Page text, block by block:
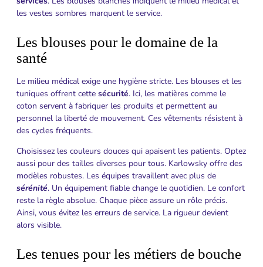
les vestes sombres marquent le service.
Les blouses pour le domaine de la
santé
Le milieu médical exige une hygiène stricte. Les blouses et les
tuniques offrent cette sécurité. Ici, les matières comme le
coton servent à fabriquer les produits et permettent au
personnel la liberté de mouvement. Ces vêtements résistent à
des cycles fréquents.
Choisissez les couleurs douces qui apaisent les patients. Optez
aussi pour des tailles diverses pour tous. Karlowsky offre des
modèles robustes. Les équipes travaillent avec plus de
sérénité. Un équipement fiable change le quotidien. Le confort
reste la règle absolue. Chaque pièce assure un rôle précis.
Ainsi, vous évitez les erreurs de service. La rigueur devient
alors visible.
Les tenues pour les métiers de bouche